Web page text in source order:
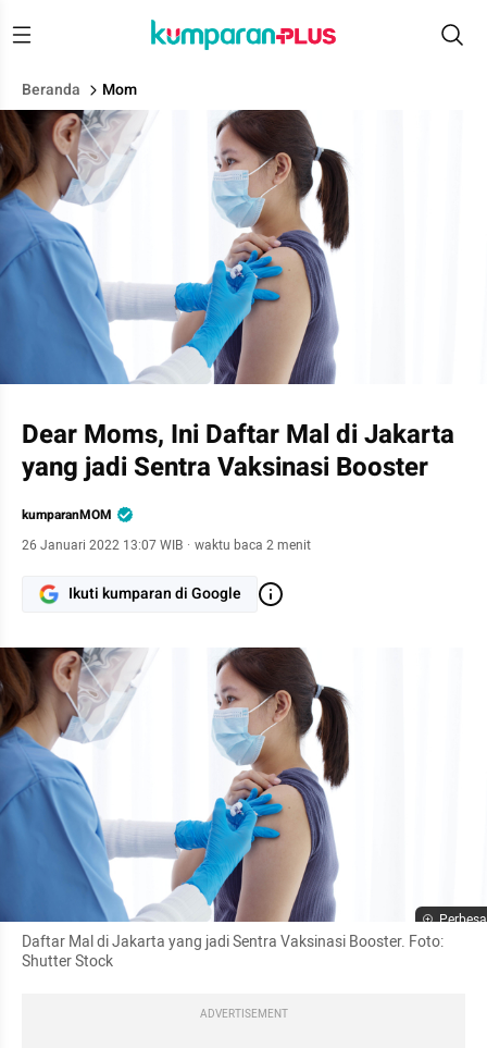
Beranda Mom
Dear Moms, Ini Daftar Mal di Jakarta
yang jadi Sentra Vaksinasi Booster
kumparanMOM
26 Januari 2022 13:07 WIB · waktu baca 2 menit
Ikuti kumparan di Google
Daftar Mal di Jakarta yang jadi Sentra Vaksinasi Booster. Foto:
Shutter Stock
ADVERTISEMENT